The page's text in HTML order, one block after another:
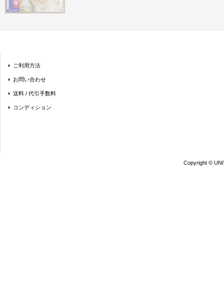
ご利用方法
お問い合わせ
送料 / 代引手数料
コンディション
Copyright ©